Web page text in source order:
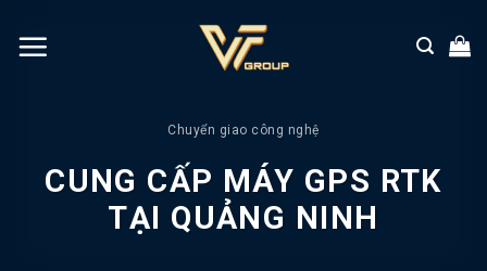
đến
nội
Chuyển giao công nghệ
CUNG CẤP MÁY GPS RTK
TẠI QUẢNG NINH